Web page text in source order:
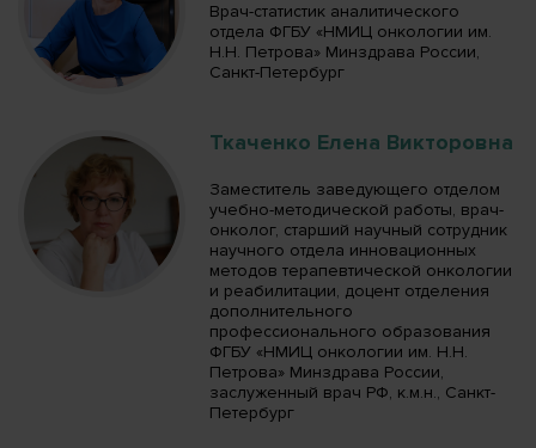
Врач-статистик аналитического
отдела ФГБУ «НМИЦ онкологии им.
Н.Н. Петрова» Минздрава России,
Санкт-Петербург
Ткаченко Елена Викторовна
Заместитель заведующего отделом
учебно-методической работы, врач-
онколог, старший научный сотрудник
научного отдела инновационных
методов терапевтической онкологии
и реабилитации, доцент отделения
дополнительного
профессионального образования
ФГБУ «НМИЦ онкологии им. Н.Н.
Петрова» Минздрава России,
заслуженный врач РФ, к.м.н., Санкт-
Петербург